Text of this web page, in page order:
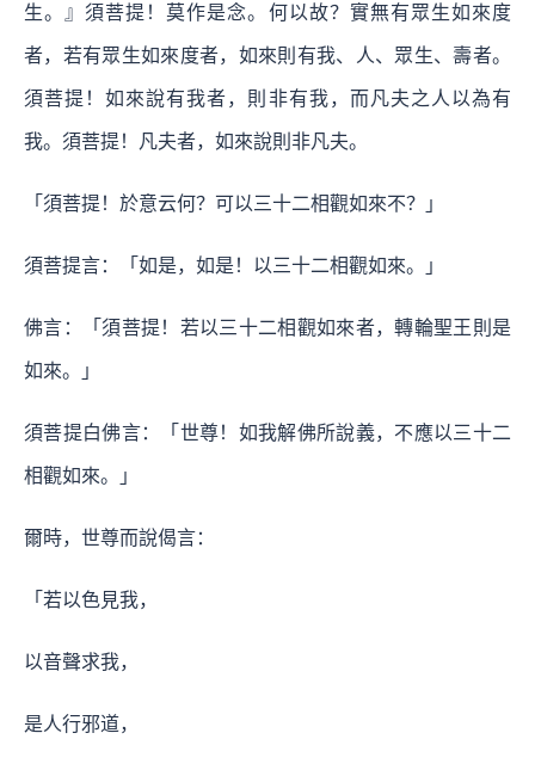
生。』須菩提！莫作是念。何以故？實無有眾生如來度
者，若有眾生如來度者，如來則有我、人、眾生、壽者。
須菩提！如來說有我者，則非有我，而凡夫之人以為有
我。須菩提！凡夫者，如來說則非凡夫。
「須菩提！於意云何？可以三十二相觀如來不？」
須菩提言：「如是，如是！以三十二相觀如來。」
佛言：「須菩提！若以三十二相觀如來者，轉輪聖王則是
如來。」
須菩提白佛言：「世尊！如我解佛所說義，不應以三十二
相觀如來。」
爾時，世尊而說偈言：
「若以色見我，
以音聲求我，
是人行邪道，